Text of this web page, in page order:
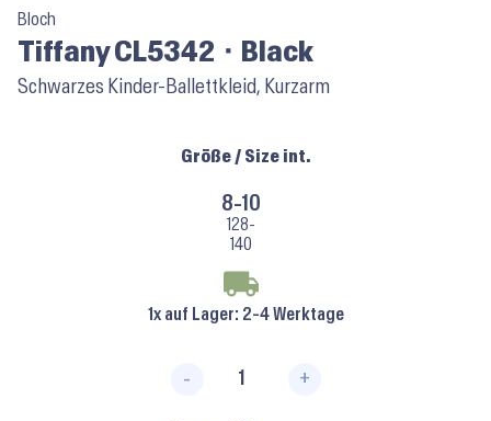
Bloch
Tiffany CL5342 ⬝ Black
Schwarzes Kinder-Ballettkleid, Kurzarm
Größe / Size int.
8-10
128-
140
1x auf Lager: 2-4 Werktage
- +